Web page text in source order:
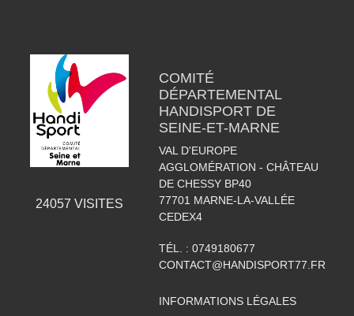
24057 VISITES
COMITÉ
DÉPARTEMENTAL
HANDISPORT DE
SEINE-ET-MARNE
VAL D'EUROPE
AGGLOMÉRATION - CHÂTEAU
DE CHESSY BP40
77701 MARNE-LA-VALLÉE
CEDEX4
TÉL. : 0749180677
CONTACT@HANDISPORT77.FR
INFORMATIONS LÉGALES